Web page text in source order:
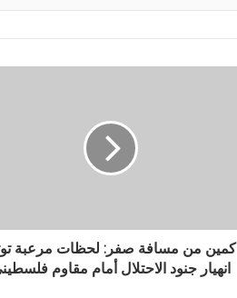
كمين من مسافة صفر: لحظات مرعبة
انهيار جنود الاحتلال أمام مقاوم